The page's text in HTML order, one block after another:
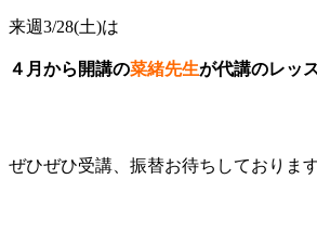
来週3/28(土)は
４月から開講の菜緒先生が代講のレッ
ぜひぜひ受講、振替お待ちしておりま